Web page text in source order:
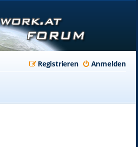
Anmelden
Registrieren